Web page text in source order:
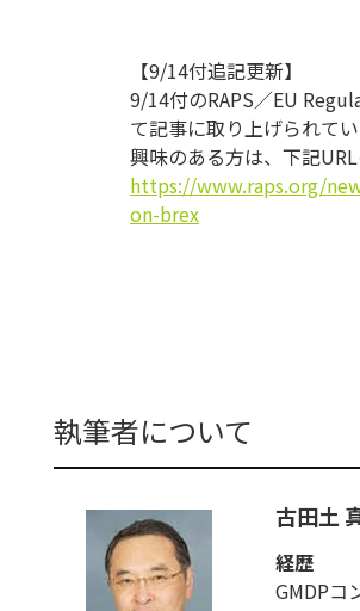
【9/14付追記更新】
9/14付のRAPS／EU
て記事に取り上げられてい
興味のある方は、下記
https://www.raps.org/
on-brex
執筆者について
古田土
経歴
GMDPコ